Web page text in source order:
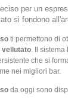
per un
si fondono
ti permettono di
vellutato. Il sistema
che si
nei migliori bar.
da oggi sono